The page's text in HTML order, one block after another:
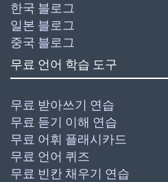
한국 블로그
일본 블로그
중국 블로그
무료 언어 학습 도구
무료 받아쓰기 연습
무료 듣기 이해 연습
무료 어휘 플래시카드
무료 언어 퀴즈
무료 빈칸 채우기 연습